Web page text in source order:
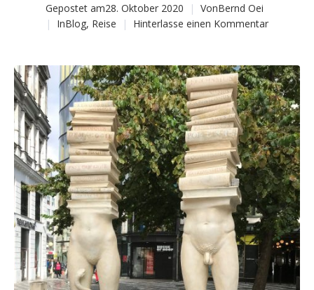
Gepostet am28. Oktober 2020 VonBernd Oei
InBlog, Reise Hinterlasse einen Kommentar